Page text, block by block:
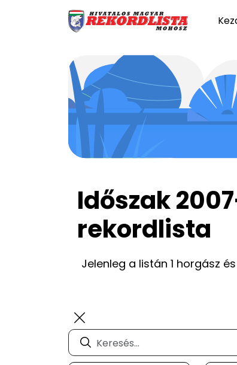
Időszak
rekordlista
Jelenleg a listán 1 horgász